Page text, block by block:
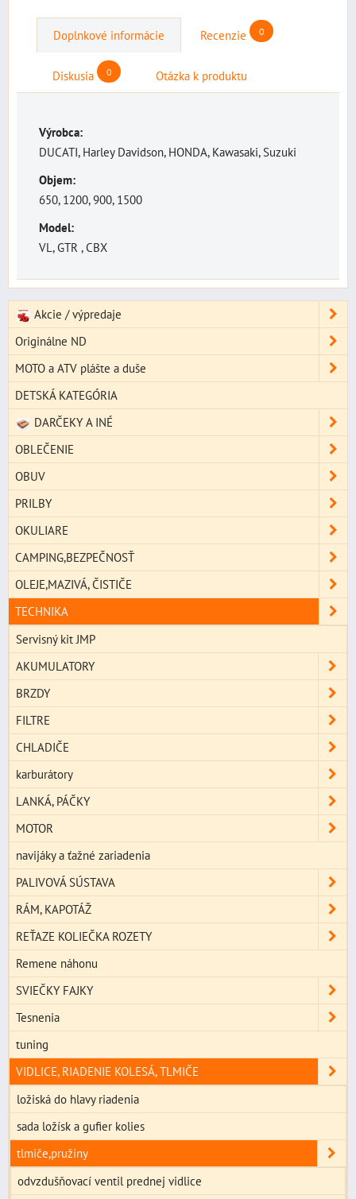
Doplnkové informácie Recenzie 0
Diskusia 0 Otázka k produktu
Výrobca:
DUCATI, Harley Davidson, HONDA, Kawasaki, Suzuki
Objem:
650, 1200, 900, 1500
Model:
VL, GTR , CBX
Akcie / výpredaje
Originálne ND
MOTO a ATV plášte a duše
DETSKÁ KATEGÓRIA
DARČEKY A INÉ
OBLEČENIE
OBUV
PRILBY
OKULIARE
CAMPING,BEZPEČNOSŤ
OLEJE,MAZIVÁ, ČISTIČE
TECHNIKA
Servisný kit JMP
AKUMULATORY
BRZDY
FILTRE
CHLADIČE
karburátory
LANKÁ, PÁČKY
MOTOR
navijáky a ťažné zariadenia
PALIVOVÁ SÚSTAVA
RÁM, KAPOTÁŽ
REŤAZE KOLIEČKA ROZETY
Remene náhonu
SVIEČKY FAJKY
Tesnenia
tuning
VIDLICE, RIADENIE KOLESÁ, TLMIČE
ložiská do hlavy riadenia
sada ložísk a gufier kolies
tlmiče,pružiny
odvzdušňovací ventil prednej vidlice